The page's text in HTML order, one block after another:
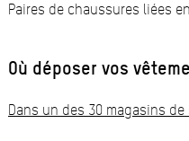
Paires de chaussures liées
Où déposer vos
Dans un des 30 magasins